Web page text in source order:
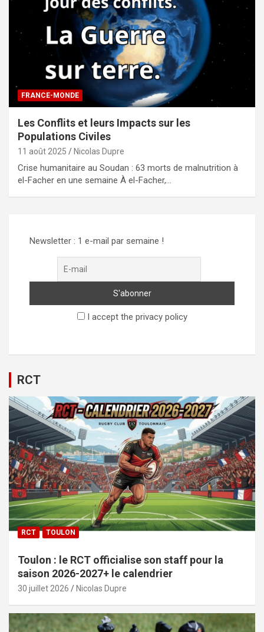
FRANCE-MONDE
Les Conflits et leurs Impacts sur les
Populations Civiles
11 août 2025 Nicolas Dupre
Crise humanitaire au Soudan : 63 morts de malnutrition à
el-Facher en une semaine À el-Facher,…
Newsletter : 1 e-mail par semaine !
I accept the privacy policy
RCT
RCT TOULON
Toulon : le RCT officialise son staff pour la
saison 2026-2027+ le calendrier
30 juillet 2026 Nicolas Dupre